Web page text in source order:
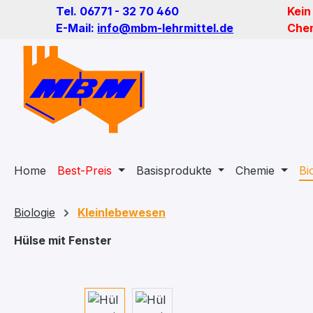
Hauptinhalt springen
Zur Suche springen
Zur Hauptnavigation springen
Tel. 06771 - 32 70 460
E-Mail: info@mbm-lehrmittel.de
Home Best-Preis Basisprodukte Chemie
Biologie
Kleinlebewesen
Hülse mit Fenster
Bildergalerie überspringen